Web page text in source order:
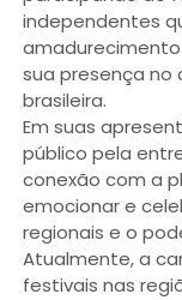
independentes
sua presença no
brasileira.
Em suas
público pela
conexão com a
emocionar e
regionais e o
Atualmente, a
festivais nas